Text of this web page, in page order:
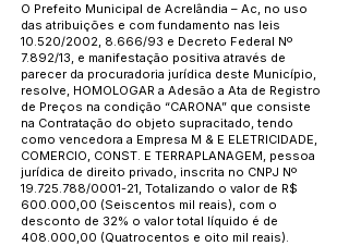
O Prefeito Municipal de Acrelândia – Ac, no uso
das atribuições e com fundamento nas leis
10.520/2002, 8.666/93 e Decreto Federal Nº
7.892/13, e manifestação positiva através de
parecer da procuradoria jurídica deste Município,
resolve, HOMOLOGAR a Adesão a Ata de Registro
de Preços na condição “CARONA” que consiste
na Contratação do objeto supracitado, tendo
como vencedora a Empresa M & E ELETRICIDADE,
COMERCIO, CONST. E TERRAPLANAGEM, pessoa
jurídica de direito privado, inscrita no CNPJ Nº
19.725.788/0001-21, Totalizando o valor de R$
600.000,00 (Seiscentos mil reais), com o
desconto de 32% o valor total líquido é de
408.000,00 (Quatrocentos e oito mil reais).